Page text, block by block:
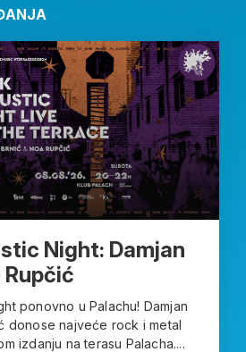
Night: Damjan
Rupčić
ponovno u Palachu! Damjan
donose najveće rock i metal
izdanju na terasu Palacha....